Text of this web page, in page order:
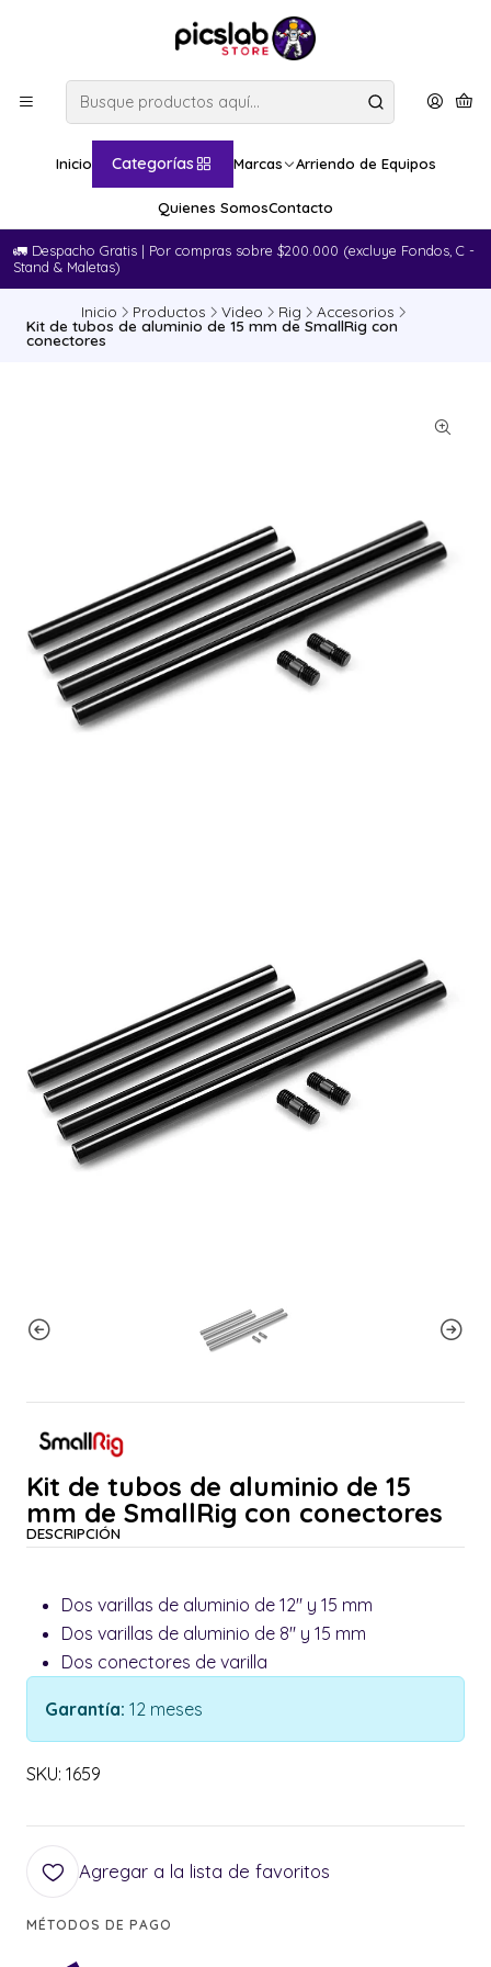
Inicio Categorías Marcas Arriendo de Equipos
Quienes SomosContacto
🚛​ Despacho Gratis | Por compras sobre $200.000 (excluye Fondos, C -
Stand & Maletas)
Inicio Productos Video Rig Accesorios
Kit de tubos de aluminio de 15 mm de SmallRig con
conectores
Kit de tubos de aluminio de 15
mm de SmallRig con conectores
DESCRIPCIÓN
Dos varillas de aluminio de 12" y 15 mm
Dos varillas de aluminio de 8" y 15 mm
Dos conectores de varilla
Garantía: 12 meses
SKU: 1659
Agregar a la lista de favoritos
MÉTODOS DE PAGO